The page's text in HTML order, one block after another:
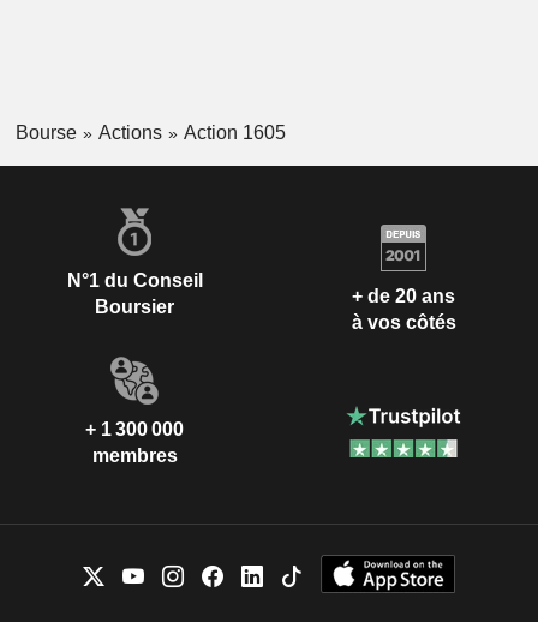
Bourse Actions Action 1605
N°1 du Conseil
Boursier
+ de 20 ans
à vos côtés
+ 1 300 000
membres